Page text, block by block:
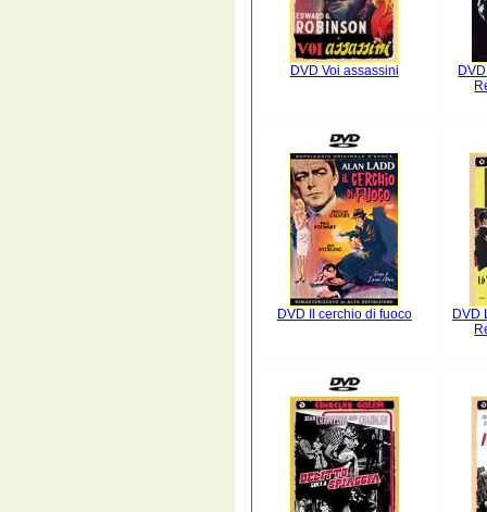
DVD Voi assassini
DVD Il cerchio di fuoco
DVD